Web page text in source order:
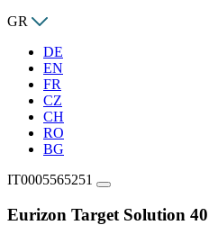
GR
DE
EN
FR
CZ
CH
RO
BG
IT0005565251
Eurizon Target Solution